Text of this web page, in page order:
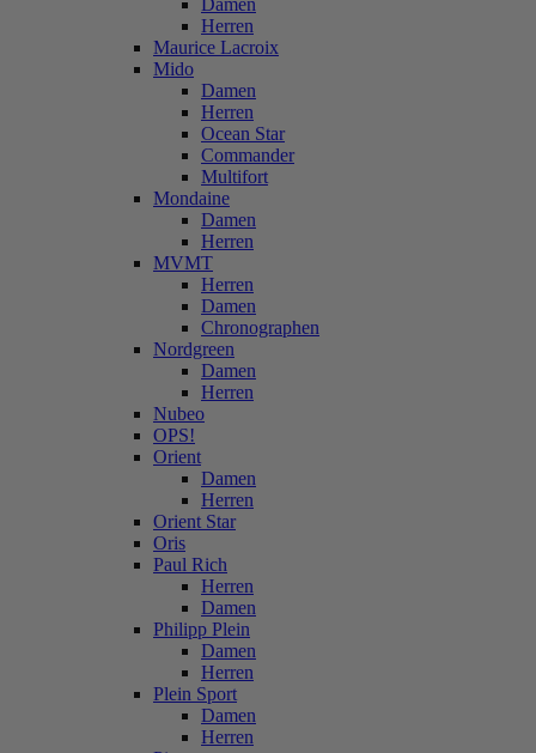
Damen
Herren
Maurice Lacroix
Mido
Damen
Herren
Ocean Star
Commander
Multifort
Mondaine
Damen
Herren
MVMT
Herren
Damen
Chronographen
Nordgreen
Damen
Herren
Nubeo
OPS!
Orient
Damen
Herren
Orient Star
Oris
Paul Rich
Herren
Damen
Philipp Plein
Damen
Herren
Plein Sport
Damen
Herren